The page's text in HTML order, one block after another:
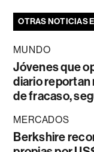
OTRAS NOTICIAS
MUNDO
Jóvenes que
diario
de fracaso,
MERCADOS
Berkshire